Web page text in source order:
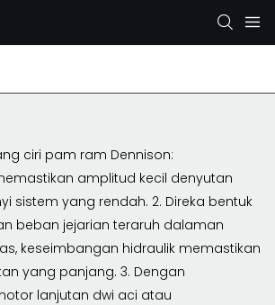
ciri pam ram Dennison:
amplitud kecil denyutan
sistem yang rendah. 2. Direka bentuk
beban jejarian teraruh dalaman
keseimbangan hidraulik memastikan
yang panjang. 3. Dengan
lanjutan dwi aci atau